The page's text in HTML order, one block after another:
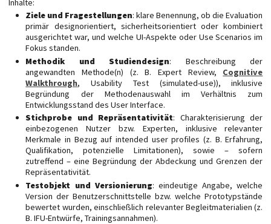
Ziele und Fragestellungen: klare Benennung, ob die Evaluation
primär designorientiert, sicherheitsorientiert oder kombiniert
ausgerichtet war, und welche UI-Aspekte oder Use Scenarios im
Fokus standen.
Methodik und Studiendesign: Beschreibung der
angewandten Methode(n) (z. B. Expert Review, Cognitive
Walkthrough, Usability Test (simulated-use)), inklusive
Begründung der Methodenauswahl im Verhältnis zum
Entwicklungsstand des User Interface.
Stichprobe und Repräsentativität: Charakterisierung der
einbezogenen Nutzer bzw. Experten, inklusive relevanter
Merkmale in Bezug auf intended user profiles (z. B. Erfahrung,
Qualifikation, potenzielle Limitationen), sowie – sofern
zutreffend – eine Begründung der Abdeckung und Grenzen der
Repräsentativität.
Testobjekt und Versionierung: eindeutige Angabe, welche
Version der Benutzerschnittstelle bzw. welche Prototypstände
bewertet wurden, einschließlich relevanter Begleitmaterialien (z.
B. IFU-Entwürfe, Trainingsannahmen).